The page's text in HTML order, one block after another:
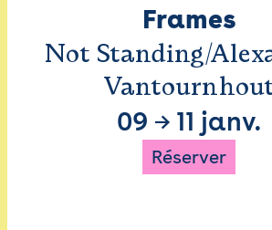
Frames
Not Standing/
09 → 11 janv.
Réserver